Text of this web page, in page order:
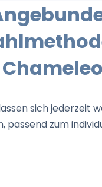
sich jederzeit
passend zum